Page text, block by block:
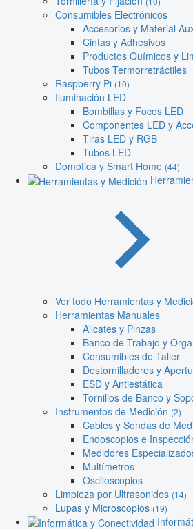
Consumibles Electrónicos
Accesorios y Material
Cintas y Adhesivos
Productos Químicos y
Tubos Termorretráctiles
Raspberry Pi (10)
Iluminación LED
Bombillas y Focos LED
Componentes LED y
Tiras LED y RGB
Tubos LED
Domótica y Smart Home (44)
Ver todo Herramientas y
Herramientas Manuales
Alicates y Pinzas
Banco de Trabajo y
Consumibles de Taller
Destornilladores y
ESD y Antiestática
Tornillos de Banco y
Instrumentos de Medición (2)
Cables y Sondas de
Endoscopios e
Medidores
Multímetros
Osciloscopios
Limpieza por Ultrasonidos (14)
Lupas y Microscopios (19)